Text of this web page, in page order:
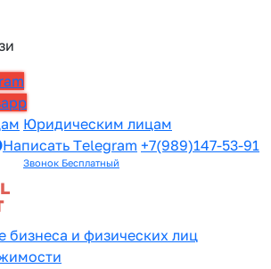
Юридическим лицам
Написать Telegram +7(989)147-53-91
Звонок Бесплатный
бизнеса и физических лиц